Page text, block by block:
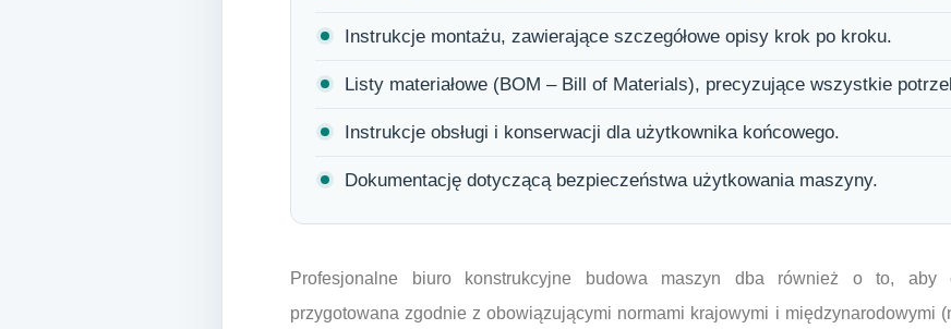
Instrukcje montażu, zawierające szczegółowe opisy krok po kroku.
Listy materiałowe (BOM – Bill of Materials), precyzujące wszystkie
Instrukcje obsługi i konserwacji dla użytkownika końcowego.
Dokumentację dotyczącą bezpieczeństwa użytkowania maszyny.
Profesjonalne biuro konstrukcyjne budowa maszyn dba również o to, aby
przygotowana zgodnie z obowiązującymi normami krajowymi i międzynarodowymi